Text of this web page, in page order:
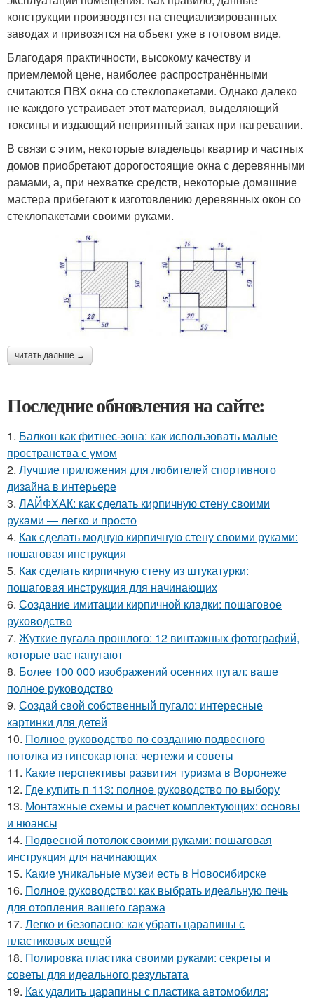
конструкции производятся на специализированных
заводах и привозятся на объект уже в готовом виде.
Благодаря практичности, высокому качеству и
приемлемой цене, наиболее распространёнными
считаются ПВХ окна со стеклопакетами. Однако далеко
не каждого устраивает этот материал, выделяющий
токсины и издающий неприятный запах при нагревании.
В связи с этим, некоторые владельцы квартир и частных
домов приобретают дорогостоящие окна с деревянными
рамами, а, при нехватке средств, некоторые домашние
мастера прибегают к изготовлению деревянных окон со
стеклопакетами своими руками.
читать дальше →
Последние обновления на сайте:
1. Балкон как фитнес-зона: как использовать малые
пространства с умом
2. Лучшие приложения для любителей спортивного
дизайна в интерьере
3. ЛАЙФХАК: как сделать кирпичную стену своими
руками — легко и просто
4. Как сделать модную кирпичную стену своими руками:
пошаговая инструкция
5. Как сделать кирпичную стену из штукатурки:
пошаговая инструкция для начинающих
6. Создание имитации кирпичной кладки: пошаговое
руководство
7. Жуткие пугала прошлого: 12 винтажных фотографий,
которые вас напугают
8. Более 100 000 изображений осенних пугал: ваше
полное руководство
9. Создай свой собственный пугало: интересные
картинки для детей
10. Полное руководство по созданию подвесного
потолка из гипсокартона: чертежи и советы
11. Какие перспективы развития туризма в Воронеже
12. Где купить п 113: полное руководство по выбору
13. Монтажные схемы и расчет комплектующих: основы
и нюансы
14. Подвесной потолок своими руками: пошаговая
инструкция для начинающих
15. Какие уникальные музеи есть в Новосибирске
16. Полное руководство: как выбрать идеальную печь
для отопления вашего гаража
17. Легко и безопасно: как убрать царапины с
пластиковых вещей
18. Полировка пластика своими руками: секреты и
советы для идеального результата
19. Как удалить царапины с пластика автомобиля: